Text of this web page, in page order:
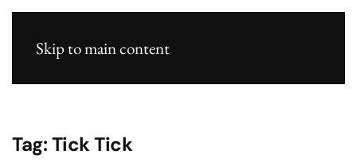
Skip to main content
Tag:Tick Tick